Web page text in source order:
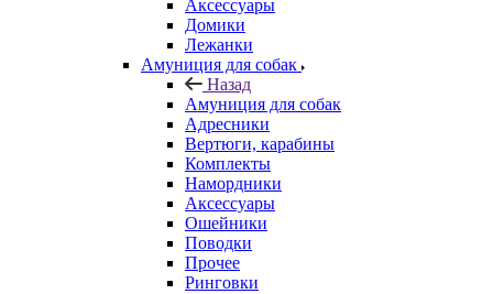
Аксессуары
Домики
Лежанки
Амуниция для собак
Назад
Амуниция для собак
Адресники
Вертюги, карабины
Комплекты
Намордники
Аксессуары
Ошейники
Поводки
Прочее
Ринговки